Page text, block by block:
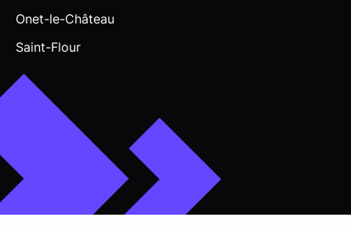
Onet-le-Château
Saint-Flour